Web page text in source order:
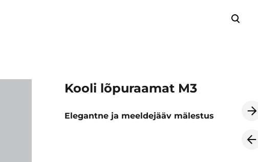
Kooli lõpuraamat M3
Elegantne ja meeldejääv mälestus